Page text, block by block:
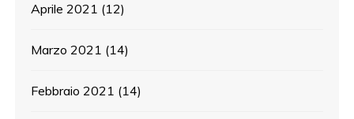
Aprile 2021 (12)
Marzo 2021 (14)
Febbraio 2021 (14)